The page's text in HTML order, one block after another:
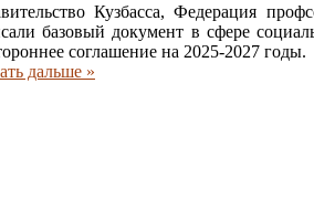
Кузбасса, Федерация
базовый документ в сфере
соглашение на 2025-2027 годы.
дальше »